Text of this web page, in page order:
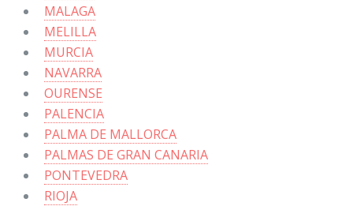
MALAGA
MELILLA
MURCIA
NAVARRA
OURENSE
PALENCIA
PALMA DE MALLORCA
PALMAS DE GRAN CANARIA
PONTEVEDRA
RIOJA